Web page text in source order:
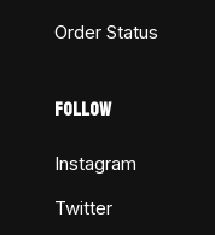
Order Status
FOLLOW
Instagram
Twitter